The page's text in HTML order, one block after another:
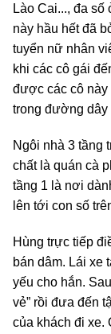
Lào Cai..., đa
này hầu hết đã
tuyển nữ nhân
khi các cô gái
được các cô này
trong đường dây
Ngôi nhà 3 tầng
chất là quán cà
tầng 1 là nơi
lên tới con số
Hùng trực tiếp
bán dâm. Lái xe
yếu cho hắn.
vẻ” rồi đưa đến
của khách đi xe.